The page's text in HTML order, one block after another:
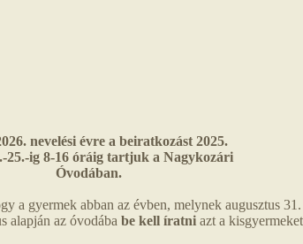
nevelési évre a beiratkozást 2025.
25.-ig 8-16 óráig tartjuk a Nagykozári
Óvodában.
gyermek abban az évben, melynek augusztus
alapján az óvodába be kell íratni azt a